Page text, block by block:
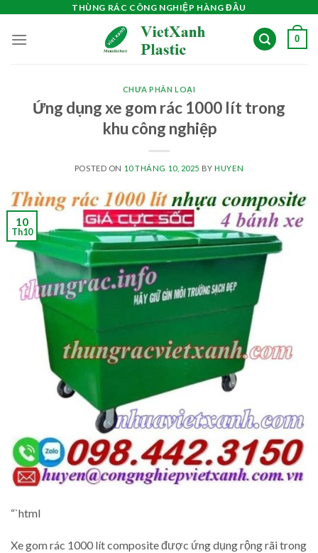
content
THÙNG RÁC CÔNG NGHIỆP HÀNG ĐẦU
0
CHƯA PHÂN LOẠI
Ứng dụng xe gom rác 1000 lít trong
khu công nghiệp
POSTED ON 10 THÁNG 10, 2025 BYHUYEN
10
Th10
“`html
Xe gom rác 1000 lít composite được ứng dụng rộng rãi trong